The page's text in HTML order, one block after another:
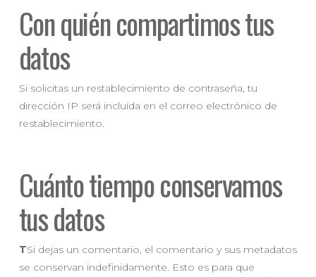
Con quién compartimos tus
datos
Si solicitas un restablecimiento de contraseña, tu
dirección IP será incluida en el correo electrónico de
restablecimiento.
Cuánto tiempo conservamos
tus datos
TSi dejas un comentario, el comentario y sus metadatos
se conservan indefinidamente. Esto es para que